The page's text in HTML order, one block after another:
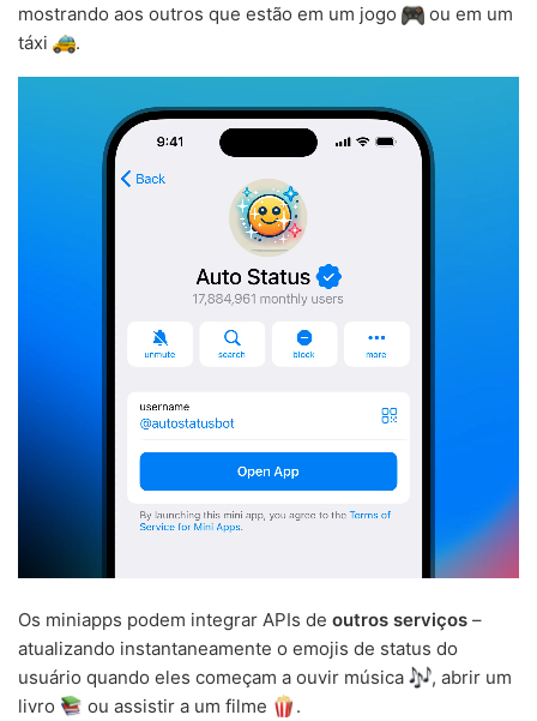
mostrando aos outros que estão em um jogo
ou em um
táxi
.
Os miniapps podem integrar APIs de outros serviços –
atualizando instantaneamente o emojis de status do
usuário quando eles começam a ouvir música
, abrir um
livro
ou assistir a um filme .